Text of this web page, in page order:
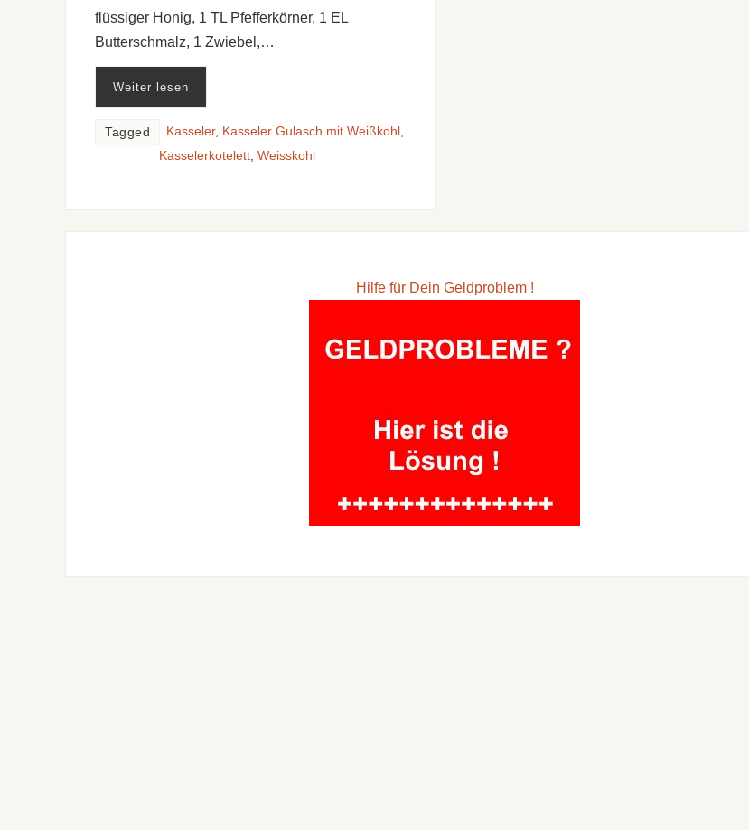
flüssiger Honig, 1 TL Pfefferkörner, 1 EL
Butterschmalz, 1 Zwiebel,…
Weiter lesen
Tagged Kasseler, Kasseler Gulasch mit Weißkohl
Kasselerkotelett Weisskohl
Hilfe für Dein Geldproblem !